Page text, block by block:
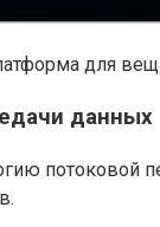
для
данных